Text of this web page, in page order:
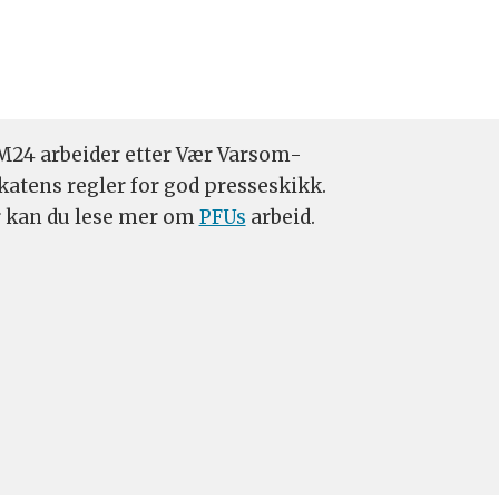
arbeider etter Vær Varsom-
regler for god presseskikk.
kan du lese mer omPFUs arbeid.